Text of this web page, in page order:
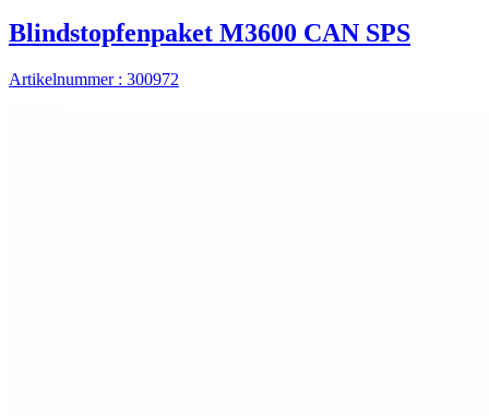
Blindstopfenpaket M3600 CAN SPS
Artikelnummer : 300972